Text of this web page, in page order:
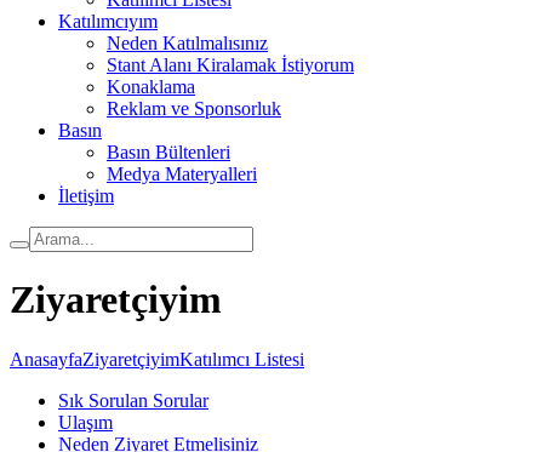
Katılımcıyım
Neden Katılmalısınız
Stant Alanı Kiralamak İstiyorum
Konaklama
Reklam ve Sponsorluk
Basın
Basın Bültenleri
Medya Materyalleri
İletişim
Ziyaretçiyim
AnasayfaZiyaretçiyimKatılımcı Listesi
Sık Sorulan Sorular
Ulaşım
Neden Ziyaret Etmelisiniz